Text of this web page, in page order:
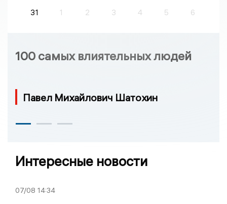
31
1 2 3 4 5 6
100 самых влиятельных людей
Павел Михайлович Шатохин
Интересные новости
07/08 14:34